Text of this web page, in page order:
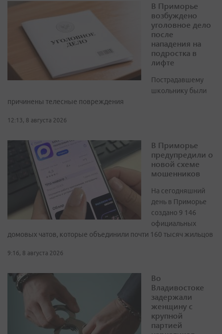
В Приморье
возбуждено
уголовное дело
после
нападения на
подростка в
лифте
Пострадавшему
школьнику были
причинены телесные повреждения
12:13, 8 августа 2026
В Приморье
предупредили о
новой схеме
мошенников
На сегодняшний
день в Приморье
создано 9 146
официальных
домовых чатов, которые объединили почти 160 тысяч жильцов
9:16, 8 августа 2026
Во
Владивостоке
задержали
женщину с
крупной
партией